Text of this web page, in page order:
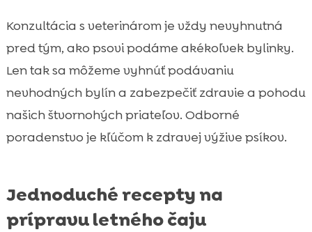
Konzultácia s veterinárom je vždy nevyhnutná
pred tým, ako psovi podáme akékoľvek bylinky.
Len tak sa môžeme vyhnúť podávaniu
nevhodných bylín a zabezpečiť zdravie a pohodu
našich štvornohých priateľov. Odborné
poradenstvo je kľúčom k zdravej výžive psíkov.
Jednoduché recepty na
prípravu letného čaju